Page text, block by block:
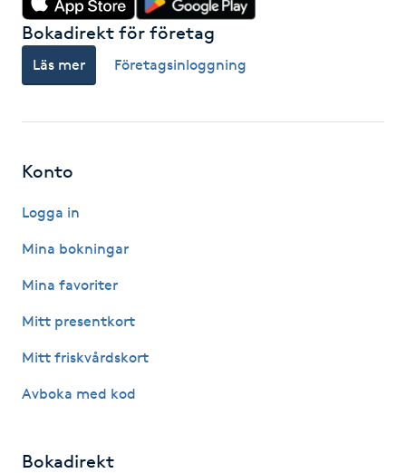
Färgning
Gellack
Gravidmassage
Gravidyoga
Gruppträning
Bokadirekt för företag
Läs mer Företagsinloggning
Konto
Logga in
Mina bokningar
Mina favoriter
Mitt presentkort
Mitt friskvårdskort
Avboka med kod
Bokadirekt